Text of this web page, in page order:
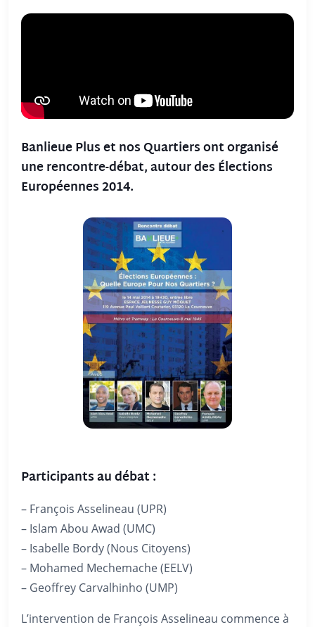
Banlieue Plus et nos Quartiers ont organisé
une rencontre-débat, autour des Élections
Européennes 2014.
Participants au débat :
– François Asselineau (UPR)
– Islam Abou Awad (UMC)
– Isabelle Bordy (Nous Citoyens)
– Mohamed Mechemache (EELV)
– Geoffrey Carvalhinho (UMP)
L’intervention de François Asselineau commence à